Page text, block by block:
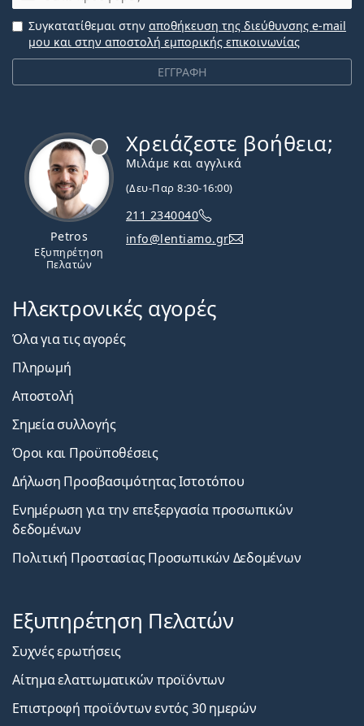
ΕΓΓΡΑΦΗ
Συγκατατίθεμαι στην αποθήκευση της διεύθυνσης e-mail
μου και στην αποστολή εμπορικής επικοινωνίας
Petros
Εξυπηρέτηση
Πελατών
Χρειάζεστε βοήθεια;
Μιλάμε και αγγλικά
(Δευ-Παρ 8:30-16:00)
211 2340040
info@lentiamo.gr
Ηλεκτρονικές αγορές
Όλα για τις αγορές
Πληρωμή
Αποστολή
Σημεία συλλογής
Όροι και Προϋποθέσεις
Δήλωση Προσβασιμότητας Ιστοτόπου
Ενημέρωση για την επεξεργασία προσωπικών
δεδομένων
Πολιτική Προστασίας Προσωπικών Δεδομένων
Εξυπηρέτηση Πελατών
Συχνές ερωτήσεις
Αίτημα ελαττωματικών προϊόντων
Επιστροφή προϊόντων εντός 30 ημερών